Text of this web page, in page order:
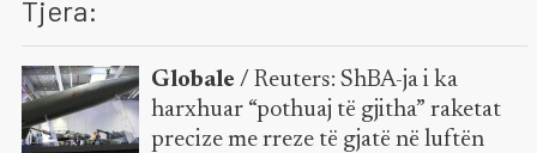
Tjera:
Globale / Reuters: ShBA-ja i ka
harxhuar “pothuaj të gjitha” raketat
precize me rreze të gjatë në luftën